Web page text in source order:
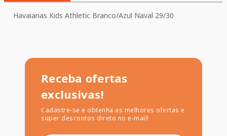
Havaianas Kids Athletic Branco/Azul Naval 29/30
Receba ofertas
exclusivas!
Cadastre-se e obtenha as melhores ofertas e
super descontos direto no e-mail!